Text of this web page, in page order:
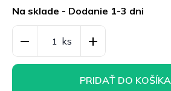
cena:
Na sklade - Dodanie 1-3 dni
PRIDAŤ DO KOŠÍKA